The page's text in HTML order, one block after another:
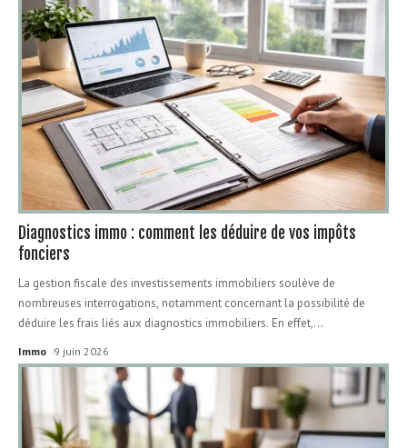
Diagnostics immo : comment les déduire de vos impôts
fonciers
La gestion fiscale des investissements immobiliers soulève de
nombreuses interrogations, notamment concernant la possibilité de
déduire les frais liés aux diagnostics immobiliers. En effet,…
Immo 9 juin 2026